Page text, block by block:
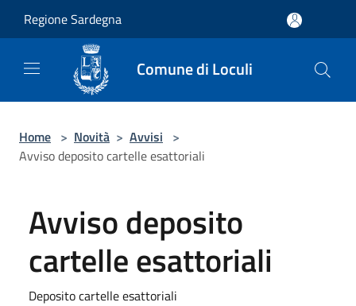
Regione Sardegna
Comune di Loculi
Home > Novità > Avvisi >
Avviso deposito cartelle esattoriali
Avviso deposito
cartelle esattoriali
Deposito cartelle esattoriali